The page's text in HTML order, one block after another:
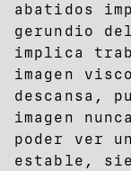
abatidos
gerundio
implica
imagen
descansa,
imagen
poder ver
estable,